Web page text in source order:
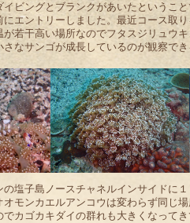
ビングとブランクがあいたというこ
エントリーしました。最近コース取
若干高い場所なのでフタスジリュウ
なサンゴが成長しているのが観察でき
塩子島ノースチャネルインサイドに
モンカエルアンコウは変わらず同じ
カゴカキダイの群れも大きくなってき